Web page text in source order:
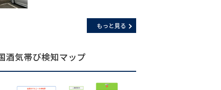
もっと見る
酒気帯び検知マップ